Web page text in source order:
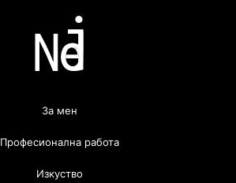
За мен
Професионална работа
Изкуство